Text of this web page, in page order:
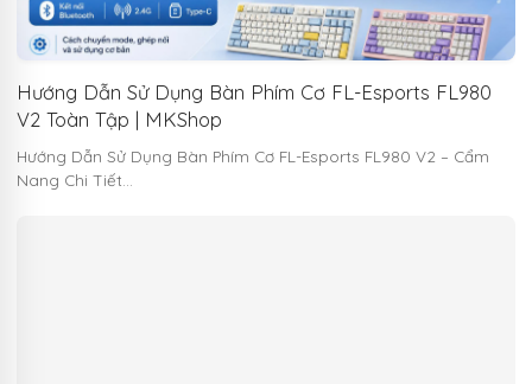
Hướng Dẫn Sử Dụng Bàn Phím Cơ FL-Esports FL980
V2 Toàn Tập | MKShop
Hướng Dẫn Sử Dụng Bàn Phím Cơ FL-Esports FL980 V2 – Cẩm
Nang Chi Tiết…